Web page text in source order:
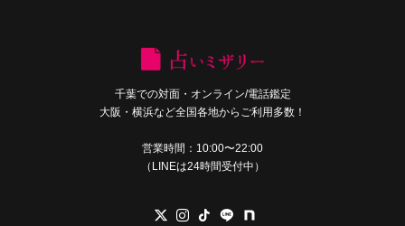
千葉での対面・オンライン/電話鑑定
大阪・横浜など全国各地からご利用多数！
営業時間：10:00〜22:00
（LINEは24時間受付中）